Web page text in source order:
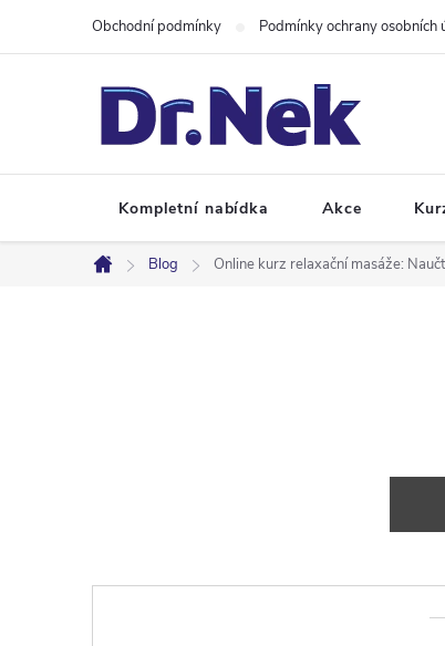
Obchodní podmínky Podmínky ochrany osobních
Kompletní nabídka Akce
Domů
Blog Online kurz relaxační masáže: